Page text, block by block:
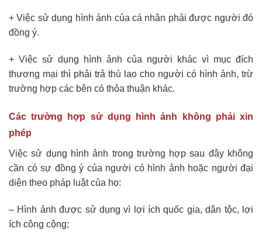
+ Việc sử dụng hình ảnh của cá nhân phải được người đó
đồng ý.
+ Việc sử dụng hình ảnh của người khác vì mục đích
thương mại thì phải trả thù lao cho người có hình ảnh, trừ
trường hợp các bên có thỏa thuận khác.
Các trường hợp sử dụng hình ảnh không phải xin
phép
Việc sử dụng hình ảnh trong trường hợp sau đây không
cần có sự đồng ý của người có hình ảnh hoặc người đại
diện theo pháp luật của họ:
– Hình ảnh được sử dụng vì lợi ích quốc gia, dân tộc, lợi
ích công cộng;